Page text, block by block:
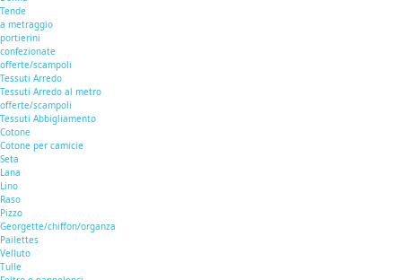
Tende
a metraggio
portierini
confezionate
offerte/scampoli
Tessuti Arredo
Tessuti Arredo al metro
offerte/scampoli
Tessuti Abbigliamento
Cotone
Cotone per camicie
Seta
Lana
Lino
Raso
Pizzo
Georgette/chiffon/organza
Pailettes
Velluto
Tulle